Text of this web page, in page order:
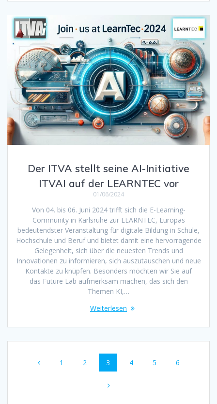
Der ITVA stellt seine AI-Initiative
ITVAI auf der LEARNTEC vor
01/06/2024
Von 04. bis 06. Juni 2024 trifft sich die E-Learning-
Community in Karlsruhe zur LEARNTEC, Europas
bedeutendster Veranstaltung für digitale Bildung in Schule,
Hochschule und Beruf und bietet damit eine hervorragende
Gelegenheit, sich über die neuesten Trends und
Innovationen zu informieren, sich auszutauschen und neue
Kontakte zu knüpfen. Besonders möchten wir Sie auf
das Future Lab aufmerksam machen, das sich den
Themen KI,…
Weiterlesen
Beitragsnavigation
Seite
1 Seite
2 Seite
3 Seite
4 Seite
5 Seite
6